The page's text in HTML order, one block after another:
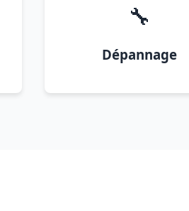
🔧
Dépannage